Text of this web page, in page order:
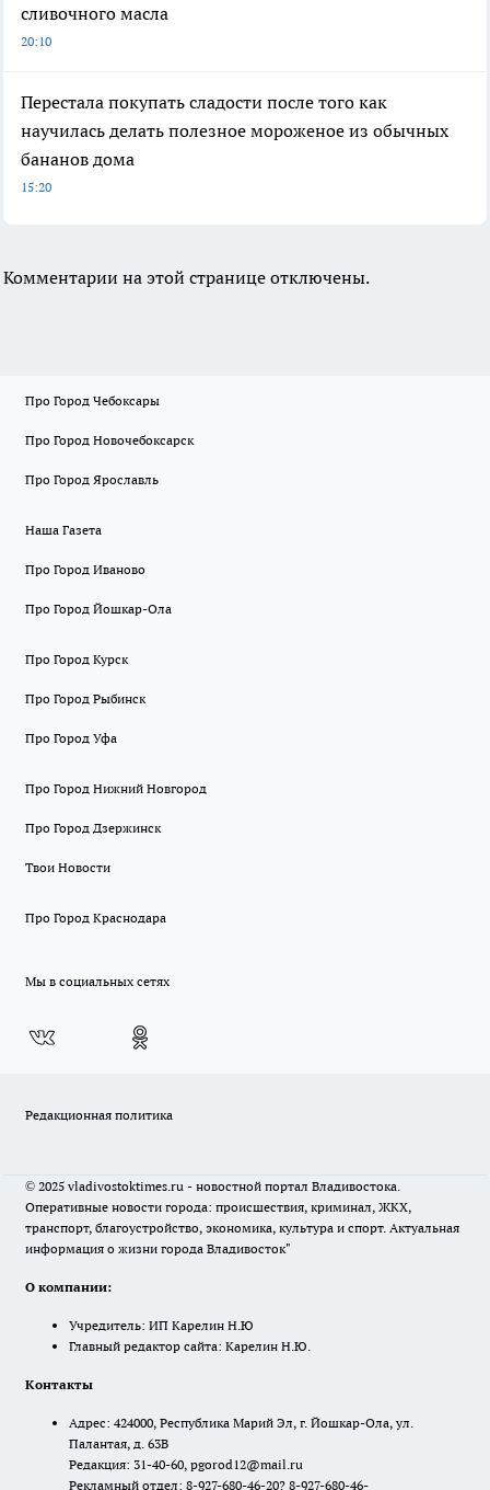
сливочного масла
20:10
Перестала покупать сладости после того как
научилась делать полезное мороженое из обычных
бананов дома
15:20
Комментарии на этой странице отключены.
Про Город Чебоксары
Про Город Новочебоксарск
Про Город Ярославль
Наша Газета
Про Город Иваново
Про Город Йошкар-Ола
Про Город Курск
Про Город Рыбинск
Про Город Уфа
Про Город Нижний Новгород
Про Город Дзержинск
Твои Новости
Про Город Краснодара
Мы в социальных сетях
Редакционная политика
© 2025 vladivostoktimes.ru - новостной портал Владивостока.
Оперативные новости города: происшествия, криминал, ЖКХ,
транспорт, благоустройство, экономика, культура и спорт. Актуальная
информация о жизни города Владивосток"
О компании:
Учредитель: ИП Карелин Н.Ю
Главный редактор сайта: Карелин Н.Ю.
Контакты
Адрес: 424000, Республика Марий Эл, г. Йошкар-Ола, ул.
Палантая, д. 63В
Редакция: 31-40-60, pgorod12@mail.ru
Рекламный отдел: 8-927-680-46-20? 8-927-680-46-